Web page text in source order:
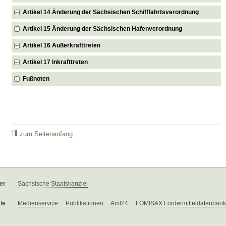
Artikel 14 Änderung der Sächsischen Schifffahrtsverordnung
Artikel 15 Änderung der Sächsischen Hafenverordnung
Artikel 16 Außerkrafttreten
Artikel 17 Inkrafttreten
Fußnoten
zum Seitenanfang
Sächsische Staatskanzlei
Medienservice Publikationen Amt24 FÖMISAX Fördermitteldatenbank